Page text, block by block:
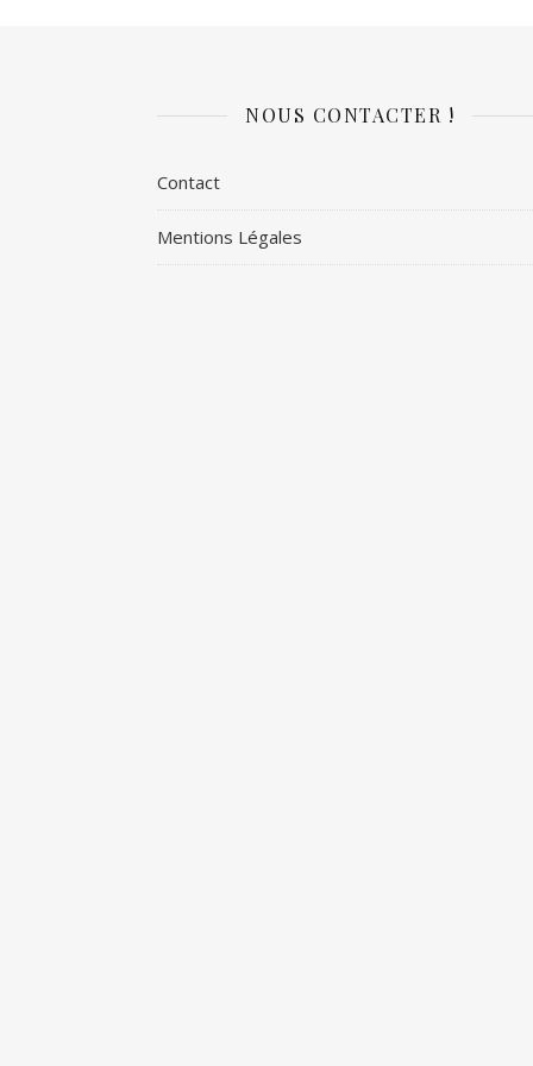
NOUS CONTACTER !
Contact
Mentions Légales